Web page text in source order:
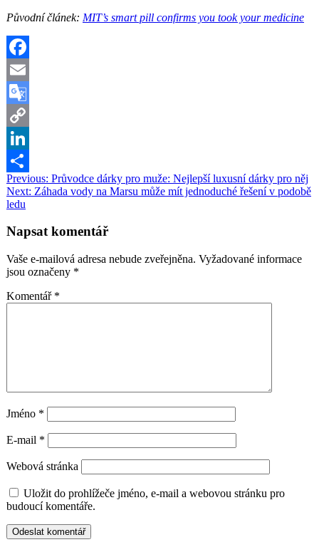
Původní článek: MIT’s smart pill confirms you took your medicine
Facebook
Email
Google
Translate
Copy
Link
LinkedIn
Share
Navigace
pro
Previous: Průvodce dárky pro muže: Nejlepší luxusní dárky pro něj
Next: Záhada vody na Marsu může mít jednoduché řešení v podobě
ledu
Napsat komentář
Vaše e-mailová adresa nebude zveřejněna. Vyžadované informace
jsou označeny *
Komentář *
Jméno *
E-mail *
Webová stránka
Uložit do prohlížeče jméno, e-mail a webovou stránku pro
budoucí komentáře.